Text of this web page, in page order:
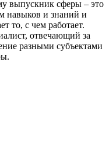
выпускник сферы – это
навыков и знаний и
то, с чем работает.
отвечающий за
разными субъектами